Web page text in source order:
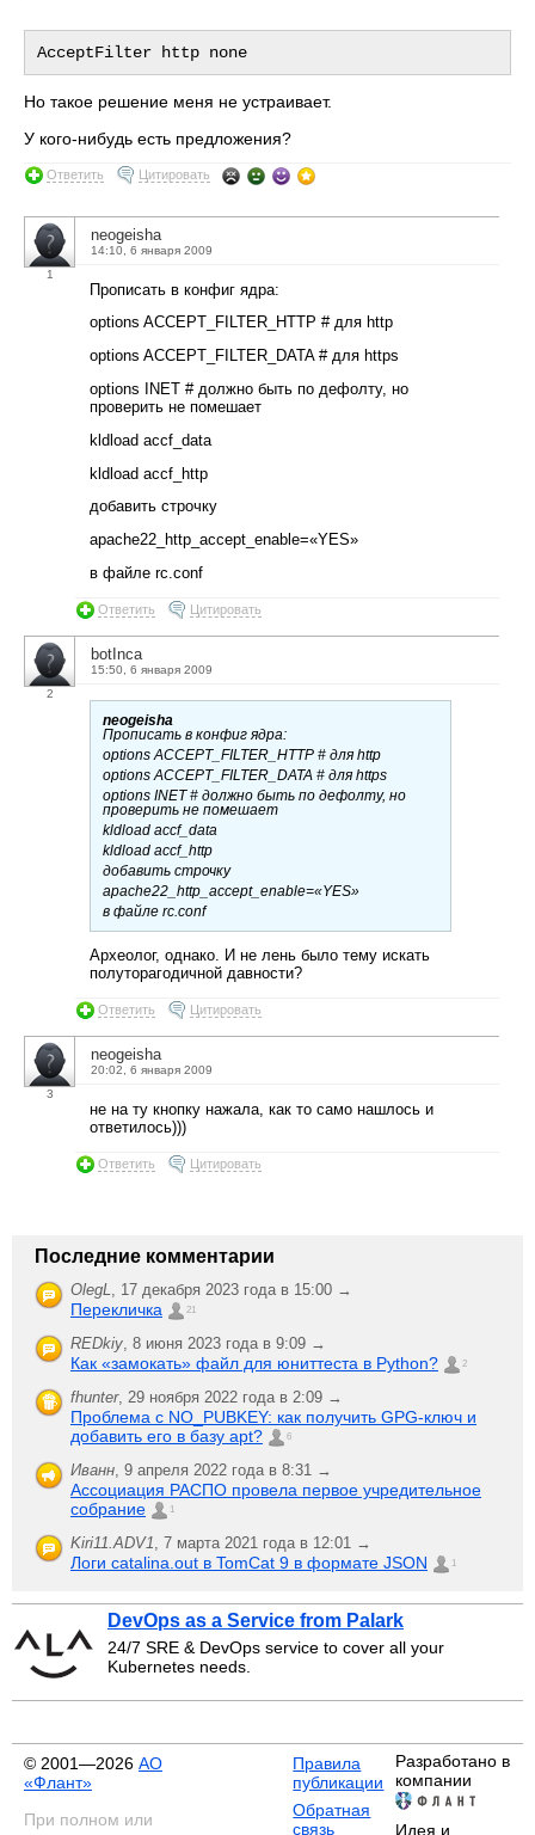
Но такое решение меня не устраивает.
У кого-нибудь есть предложения?
Ответить Цитировать
1
neogeisha
14:10, 6 января 2009
Прописать в конфиг ядра:
options ACCEPT_FILTER_HTTP # для http
options ACCEPT_FILTER_DATA # для https
options INET # должно быть по дефолту, но
проверить не помешает
kldload accf_data
kldload accf_http
добавить строчку
apache22_http_accept_enable=«YES»
в файле rc.conf
Ответить Цитировать
2
botInca
15:50, 6 января 2009
neogeisha
Прописать в конфиг ядра:
options ACCEPT_FILTER_HTTP # для http
options ACCEPT_FILTER_DATA # для https
options INET # должно быть по дефолту, но
проверить не помешает
kldload accf_data
kldload accf_http
добавить строчку
apache22_http_accept_enable=«YES»
в файле rc.conf
Археолог, однако. И не лень было тему искать
полуторагодичной давности?
Ответить Цитировать
3
neogeisha
20:02, 6 января 2009
не на ту кнопку нажала, как то само нашлось и
ответилось)))
Ответить Цитировать
Последние комментарии
OlegL, 17 декабря 2023 года в 15:00 →
Перекличка 21
REDkiy, 8 июня 2023 года в 9:09 →
Как «замокать» файл для юниттеста в Python? 2
fhunter, 29 ноября 2022 года в 2:09 →
Проблема с NO_PUBKEY: как получить GPG-ключ и
добавить его в базу apt?
6
Иванн, 9 апреля 2022 года в 8:31 →
Ассоциация РАСПО провела первое учредительное
собрание
1
Kiri11.ADV1, 7 марта 2021 года в 12:01 →
Логи catalina.out в TomCat 9 в формате JSON 1
DevOps as a Service from Palark
24/7 SRE & DevOps service to cover all your
Kubernetes needs.
© 2001—2026 АО
«Флант»
При полном или
Правила
публикации
Обратная
связь
Разработано в
компании
Идея и